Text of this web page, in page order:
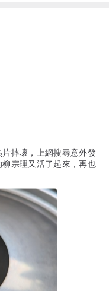
摔壞，上網搜尋意外發
宗理又活了起來，再也